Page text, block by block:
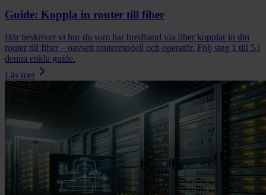
Guide: Koppla in router till fiber
Här beskriver vi hur du som har bredband via fiber kopplar in din
router till fiber – oavsett routermodell och operatör. Följ steg 1 till 5 i
denna enkla guide.
Läs mer